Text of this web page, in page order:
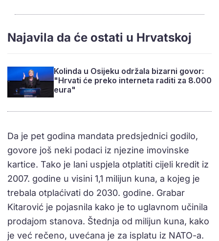
Najavila da će ostati u Hrvatskoj
Kolinda u Osijeku održala bizarni govor:
"Hrvati će preko interneta raditi za 8.000
eura"
Da je pet godina mandata predsjednici godilo,
govore još neki podaci iz njezine imovinske
kartice. Tako je lani uspjela otplatiti cijeli kredit iz
2007. godine u visini 1,1 milijun kuna, a kojeg je
trebala otplaćivati do 2030. godine. Grabar
Kitarović je pojasnila kako je to uglavnom učinila
prodajom stanova. Štednja od milijun kuna, kako
je već rečeno, uvećana je za isplatu iz NATO-a.